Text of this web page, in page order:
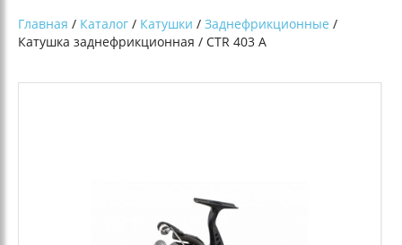
Главная / Каталог / Катушки / Заднефрикционные /
Катушка заднефрикционная / CTR 403 A